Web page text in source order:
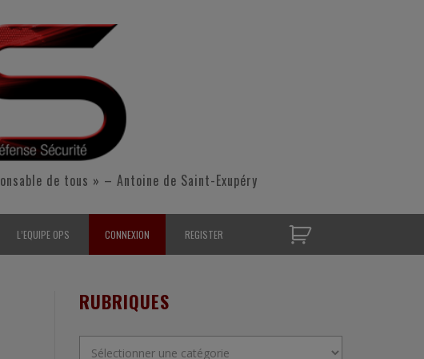
de tous » – Antoine de Saint-Exupéry
L’EQUIPE OPS
POUR NOUS CONTACTER
CONNEXION REGISTER
RUBRIQUES